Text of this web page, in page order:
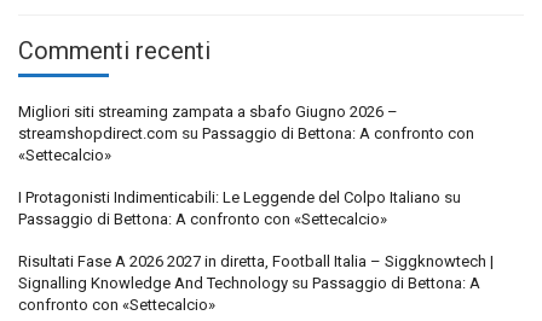
Commenti recenti
Migliori siti streaming zampata a sbafo Giugno 2026 –
streamshopdirect.com su Passaggio di Bettona: A confronto con
«Settecalcio»
I Protagonisti Indimenticabili: Le Leggende del Colpo Italiano su
Passaggio di Bettona: A confronto con «Settecalcio»
Risultati Fase A 2026 2027 in diretta, Football Italia – Siggknowtech |
Signalling Knowledge And Technology su Passaggio di Bettona: A
confronto con «Settecalcio»